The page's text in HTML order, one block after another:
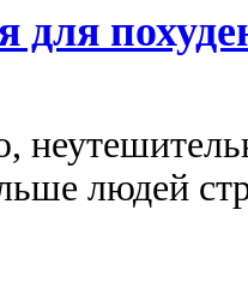
для
людей